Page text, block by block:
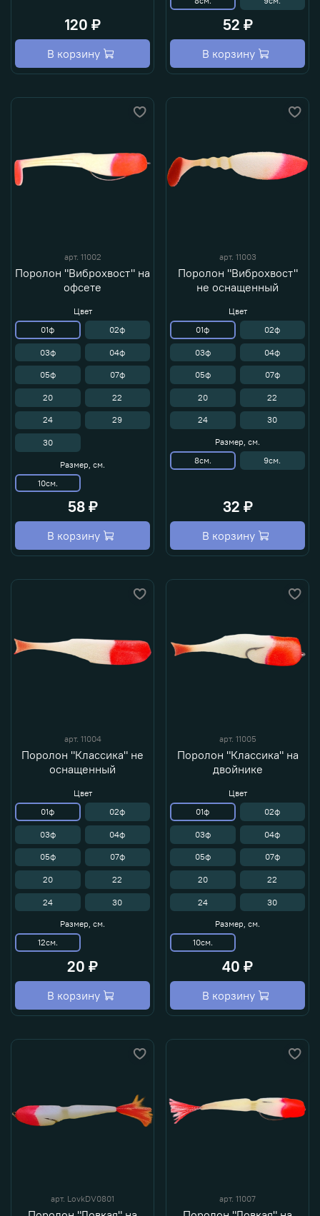
120 ₽
В корзину
52 ₽
В корзину
арт. 11002
Поролон "Виброхвост" на
офсете
Цвет
01ф
02ф
03ф 04ф
05ф 07ф
20 22
24 29
30
Размер, см.
10см.
58 ₽
В корзину
арт. 11003
Поролон "Виброхвост"
не оснащенный
Цвет
01ф
02ф
03ф 04ф
05ф 07ф
20 22
24 30
Размер, см.
8см.
9см.
32 ₽
В корзину
арт. 11004
Поролон "Классика" не
оснащенный
Цвет
01ф
02ф
03ф 04ф
05ф 07ф
20 22
24 30
Размер, см.
12см.
20 ₽
В корзину
арт. 11005
Поролон "Классика" на
двойнике
Цвет
01ф
02ф
03ф 04ф
05ф 07ф
20 22
24 30
Размер, см.
10см.
40 ₽
В корзину
арт. LovkDV0801 арт. 11007